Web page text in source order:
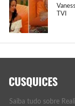
TVI
Saiba tudo sobre